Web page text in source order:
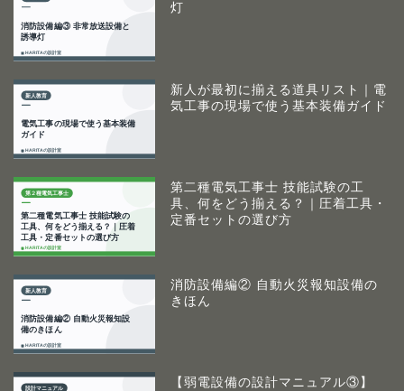
灯
新人が最初に揃える道具リスト｜電
気工事の現場で使う基本装備ガイド
第二種電気工事士 技能試験の工
具、何をどう揃える？｜圧着工具・
定番セットの選び方
消防設備編② 自動火災報知設備の
きほん
【弱電設備の設計マニュアル③】